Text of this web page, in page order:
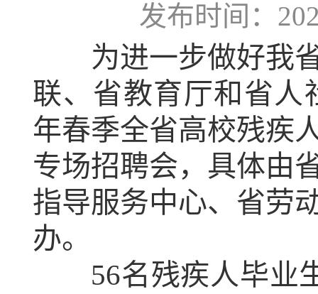
发布时间：
为进一步做好我省
联、省教育厅和省人
年春季全省高校残疾
专场招聘会，具体由
指导服务中心、省劳
办。
56名残疾人毕业生